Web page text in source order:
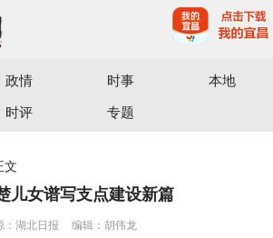
主办
政情 时事
本地
时评 专题
文
儿女谱写支点建设新篇
：​湖北日报 编辑：胡伟龙